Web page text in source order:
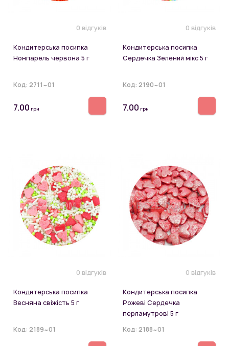
0 відгуків
Кондитерська посипка
Нонпарель червона 5 г
Код: 2711~01
7.00 грн
0 відгуків
Кондитерська посипка
Сердечка Зелений мікс 5 г
Код: 2190~01
7.00 грн
0 відгуків
Кондитерська посипка
Весняна свіжість 5 г
Код: 2189~01
0 відгуків
Кондитерська посипка
Рожеві Сердечка
перламутрові 5 г
Код: 2188~01